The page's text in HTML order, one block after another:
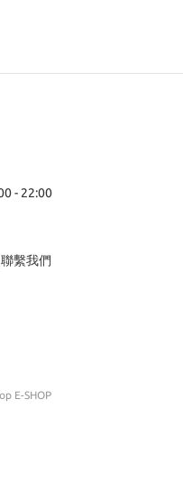
- 22:00
聯繫我們
E-SHOP